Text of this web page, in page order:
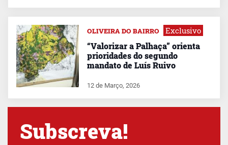
OLIVEIRA DO BAIRRO Exclusivo
“Valorizar a Palhaça” orienta
prioridades do segundo
mandato de Luís Ruivo
12 de Março, 2026
Subscreva!